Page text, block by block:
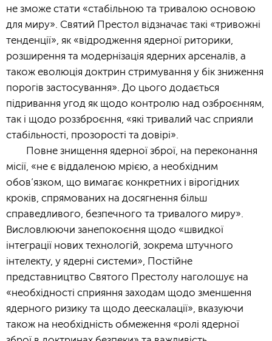
не зможе стати «стабільною та тривалою основою
для миру». Святий Престол відзначає такі «тривожні
тенденції», як «відродження ядерної риторики,
розширення та модернізація ядерних арсеналів, а
також еволюція доктрин стримування у бік зниження
порогів застосування». До цього додається
підривання угод як щодо контролю над озброєнням,
так і щодо роззброєння, «які тривалий час сприяли
стабільності, прозорості та довірі».
Повне знищення ядерної зброї, на переконання
місії, «не є віддаленою мрією, а необхідним
обов’язком, що вимагає конкретних і вірогідних
кроків, спрямованих на досягнення більш
справедливого, безпечного та тривалого миру».
Висловлюючи занепокоєння щодо «швидкої
інтеграції нових технологій, зокрема штучного
інтелекту, у ядерні системи», Постійне
представництво Святого Престолу наголошує на
«необхідності сприяння заходам щодо зменшення
ядерного ризику та щодо деескалації», вказуючи
також на необхідність обмеження «ролі ядерної